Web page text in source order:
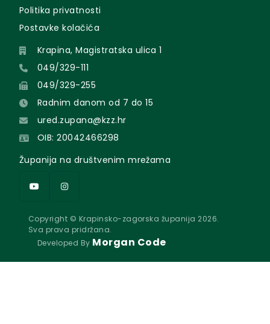
Politika privatnosti
Postavke kolačića
Krapina, Magistratska ulica 1
049/329-111
049/329-255
Radnim danom od 7 do 15
ured.zupana@kzz.hr
OIB: 20042466298
Županija na društvenim mrežama
Copyright © Krapinsko-zagorska županija 2026.
Sva prava pridržana.
Developed By Morgan Code